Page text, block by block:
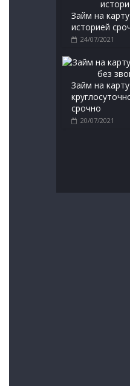
Займ на
историей
24/07/2021
Займ на
срочно
20/07/2021